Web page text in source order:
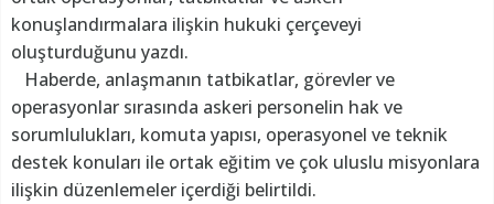
konuşlandırmalara ilişkin hukuki çerçeveyi
oluşturduğunu yazdı.
Haberde, anlaşmanın tatbikatlar, görevler ve
operasyonlar sırasında askeri personelin hak ve
sorumlulukları, komuta yapısı, operasyonel ve teknik
destek konuları ile ortak eğitim ve çok uluslu misyonlara
ilişkin düzenlemeler içerdiği belirtildi.